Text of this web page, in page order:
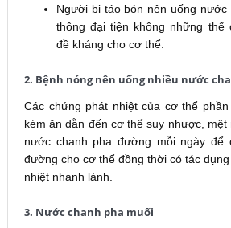
Người bị táo bón nên uống nước
thông đại tiện không những thế
đề kháng cho cơ thể.
2. Bệnh nóng nên uống nhiều nước
Các chứng phát nhiệt của cơ thể
kém ăn dẫn đến cơ thể suy nhược, mệt
nước chanh pha đường mỗi ngày để
đường cho cơ thể đồng thời có tác
nhiệt nhanh lành.
3. Nước chanh pha muối